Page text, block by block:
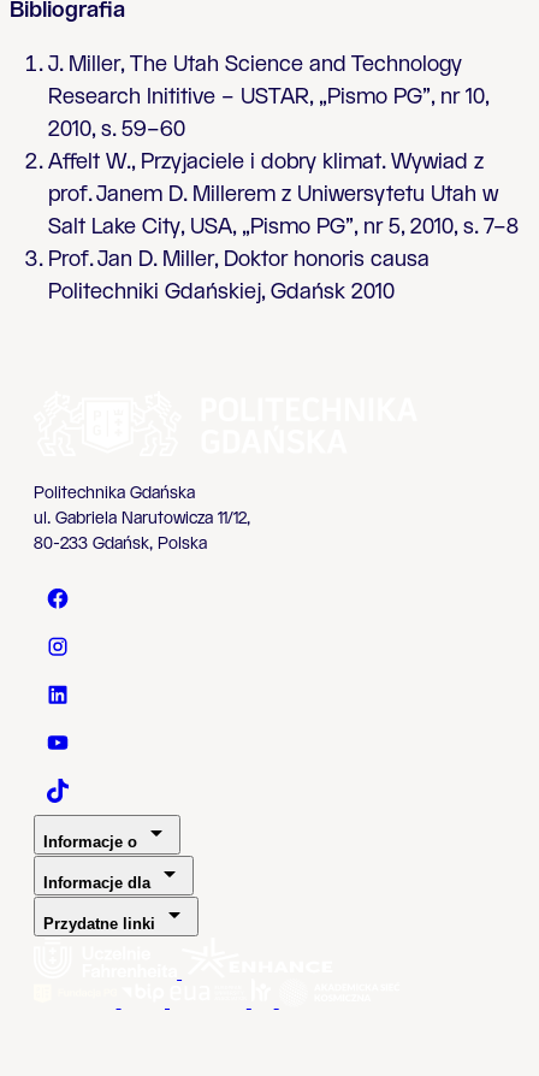
Bibliografia
J. Miller, The Utah Science and Technology
Research Inititive – USTAR, „Pismo PG”, nr 10,
2010, s. 59–60
Affelt W., Przyjaciele i dobry klimat. Wywiad z
prof. Janem D. Millerem z Uniwersytetu Utah w
Salt Lake City, USA, „Pismo PG”, nr 5, 2010, s. 7–8
Prof. Jan D. Miller, Doktor honoris causa
Politechniki Gdańskiej, Gdańsk 2010
Politechnika Gdańska
ul. Gabriela Narutowicza 11/12,
80-233 Gdańsk, Polska
Politechnika Gdańska - Facebook
Politechnika Gdańska - Instagram
Politechnika Gdańska - LinkedIn
Politechnika Gdańska - YouTube
Politechnika Gdańska - TaikTok
Informacje o
Informacje dla
Przydatne linki